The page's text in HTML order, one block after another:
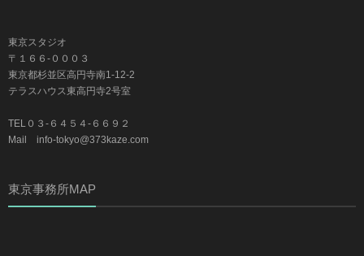
東京スタジオ
〒１６６-０００３
東京都杉並区高円寺南1-12-2
テラスハウス東高円寺2号室
TEL０３-６４５４-６６９２
Mail info-tokyo@373kaze.com
東京事務所MAP